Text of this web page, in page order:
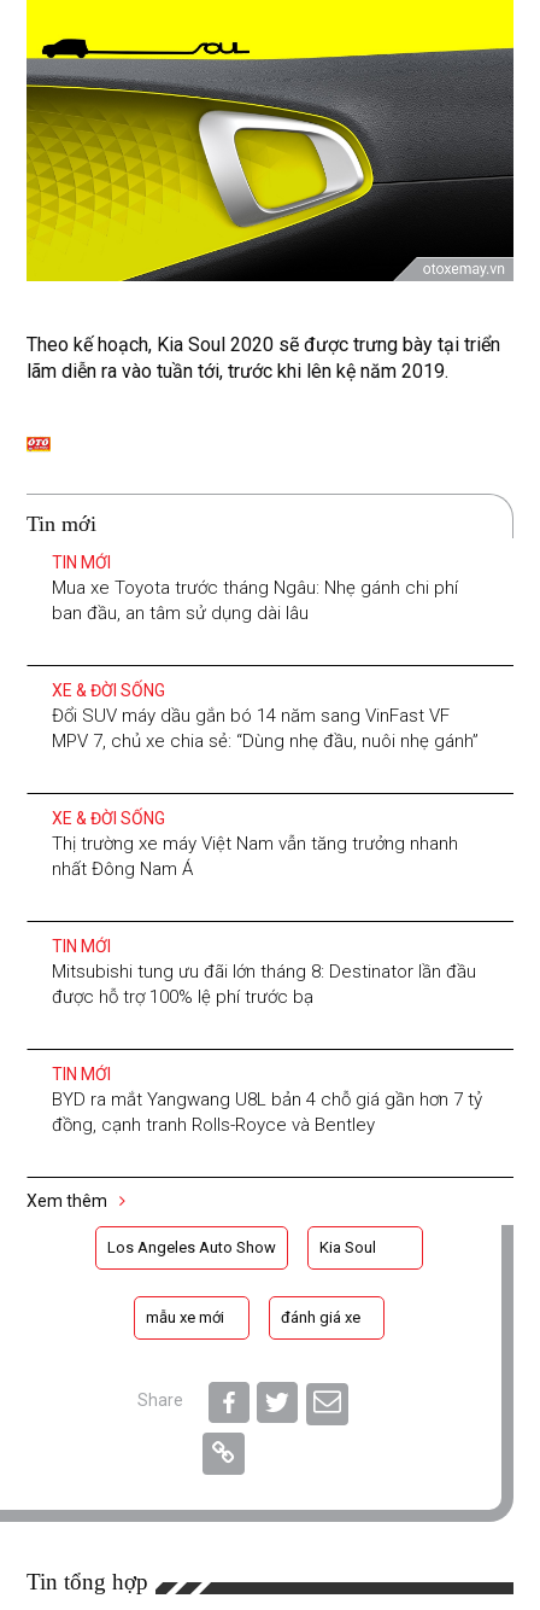
Theo kế hoạch, Kia Soul 2020 sẽ được trưng bày tại triển
lãm diễn ra vào tuần tới, trước khi lên kệ năm 2019.
Tin mới
TIN MỚI
Mua xe Toyota trước tháng Ngâu: Nhẹ gánh chi phí
ban đầu, an tâm sử dụng dài lâu
XE & ĐỜI SỐNG
Đổi SUV máy dầu gắn bó 14 năm sang VinFast VF
MPV 7, chủ xe chia sẻ: “Dùng nhẹ đầu, nuôi nhẹ gánh”
XE & ĐỜI SỐNG
Thị trường xe máy Việt Nam vẫn tăng trưởng nhanh
nhất Đông Nam Á
TIN MỚI
Mitsubishi tung ưu đãi lớn tháng 8: Destinator lần đầu
được hỗ trợ 100% lệ phí trước bạ
TIN MỚI
BYD ra mắt Yangwang U8L bản 4 chỗ giá gần hơn 7 tỷ
đồng, cạnh tranh Rolls-Royce và Bentley
Xem thêm
Los Angeles Auto Show Kia Soul
mẫu xe mới đánh giá xe
Share
Tin tổng hợp